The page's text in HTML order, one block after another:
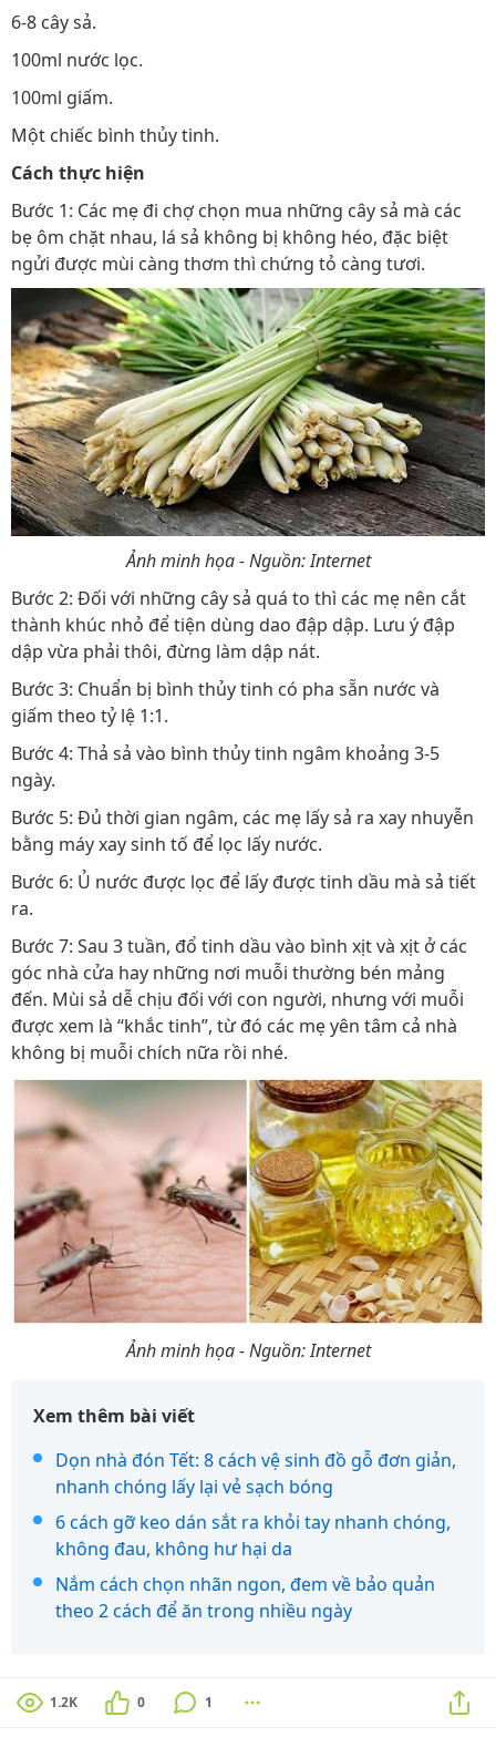
6-8 cây sả.
100ml nước lọc.
100ml giấm.
Một chiếc bình thủy tinh.
Cách thực hiện
Bước 1: Các mẹ đi chợ chọn mua những cây sả mà các
bẹ ôm chặt nhau, lá sả không bị không héo, đặc biệt
ngửi được mùi càng thơm thì chứng tỏ càng tươi.
Ảnh minh họa - Nguồn: Internet
Bước 2: Đối với những cây sả quá to thì các mẹ nên cắt
thành khúc nhỏ để tiện dùng dao đập dập. Lưu ý đập
dập vừa phải thôi, đừng làm dập nát.
Bước 3: Chuẩn bị bình thủy tinh có pha sẵn nước và
giấm theo tỷ lệ 1:1.
Bước 4: Thả sả vào bình thủy tinh ngâm khoảng 3-5
ngày.
Bước 5: Đủ thời gian ngâm, các mẹ lấy sả ra xay nhuyễn
bằng máy xay sinh tố để lọc lấy nước.
Bước 6: Ủ nước được lọc để lấy được tinh dầu mà sả tiết
ra.
Bước 7: Sau 3 tuần, đổ tinh dầu vào bình xịt và xịt ở các
góc nhà cửa hay những nơi muỗi thường bén mảng
đến. Mùi sả dễ chịu đối với con người, nhưng với muỗi
được xem là “khắc tinh”, từ đó các mẹ yên tâm cả nhà
không bị muỗi chích nữa rồi nhé.
Ảnh minh họa - Nguồn: Internet
Xem thêm bài viết
Dọn nhà đón Tết: 8 cách vệ sinh đồ gỗ đơn giản,
nhanh chóng lấy lại vẻ sạch bóng
6 cách gỡ keo dán sắt ra khỏi tay nhanh chóng,
không đau, không hư hại da
Nắm cách chọn nhãn ngon, đem về bảo quản
theo 2 cách để ăn trong nhiều ngày
1.2K 0 1